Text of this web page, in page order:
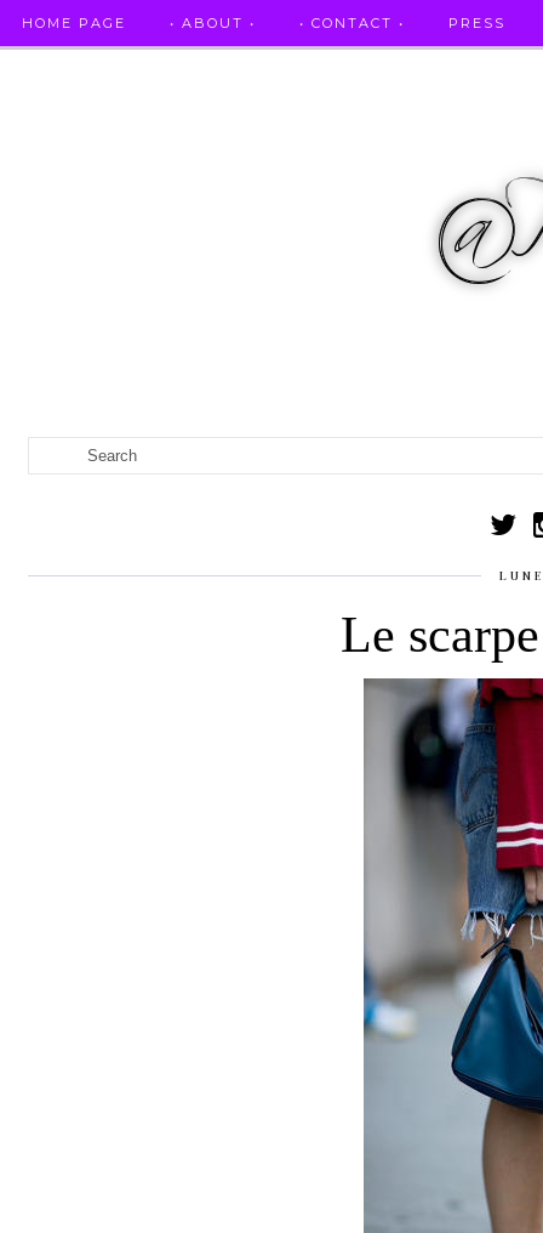
HOME PAGE • ABOUT • • CONTACT • PRESS
Le